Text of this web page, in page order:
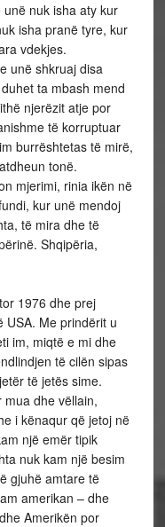
nuk isha aty kur
isha pranë tyre, kur
vdekjes.
unë shkruaj disa
ta mbash mend
njerëzit atje por
të korruptuar
burrështetas të mirë,
tonë.
mjerimi, rinia ikën në
kur unë mendoj
të mira dhe të
Shqipëria,
1976 dhe prej
USA. Me prindërit u
im, miqtë e mi dhe
të cilën sipas
të jetës sime.
dhe vëllain,
i kënaqur që jetoj në
një emër tipik
nuk kam një besim
gjuhë amtare të
amerikan – dhe
Amerikën por